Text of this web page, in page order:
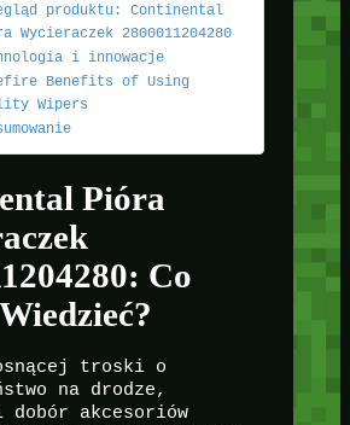
produktu: Continental
Wycieraczek 2800011204280
i innowacje
Benefits of Using
Wipers
Pióra
Co
troski o
na drodze,
dobór akcesoriów